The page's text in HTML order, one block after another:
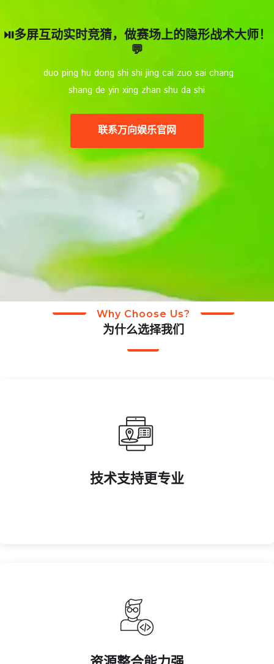
⏯️多屏互动实时竞猜，做赛场上的隐形战术大师！
💬
️ duo ping hu dong shi shi jing cai zuo sai chang
shang de yin xing zhan shu da shi
联系万向娱乐官网
Why Choose Us?
为什么选择我们
技术支持更专业
拥有 4K/8K 直播技术、虚拟演播厅及智能剪辑系统，提